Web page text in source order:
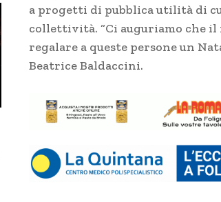
a progetti di pubblica utilità di
collettività. “Ci auguriamo che
regalare a queste persone un
Beatrice Baldaccini.